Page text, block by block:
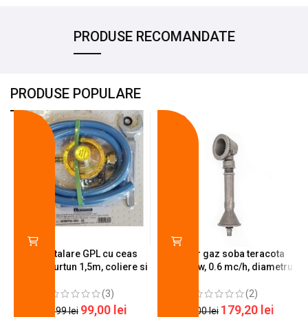
PRODUSE RECOMANDATE
PRODUSE POPULARE
Kit instalare GPL cu ceas
butelie, furtun 1,5m, coliere si
(3)
120,99lei 99,00 lei
Arzator gaz soba teracota
A600, 6 kw, 0.6 mc/h, diametru
(2)
200,00lei 179,20 lei